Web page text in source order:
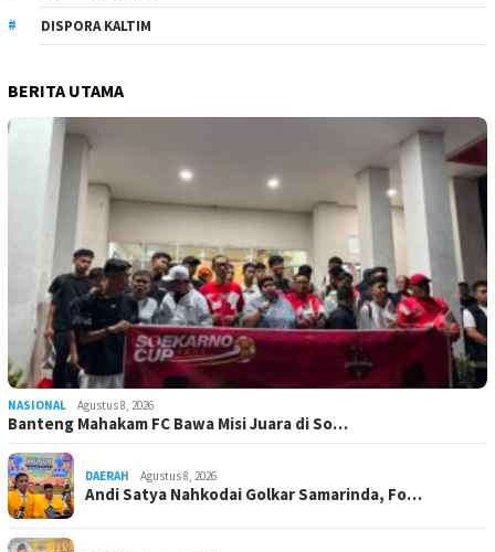
DISPORA KALTIM
BERITA UTAMA
NASIONAL Agustus 8, 2026
Banteng Mahakam FC Bawa Misi Juara di So…
DAERAH Agustus 8, 2026
Andi Satya Nahkodai Golkar Samarinda, Fo…